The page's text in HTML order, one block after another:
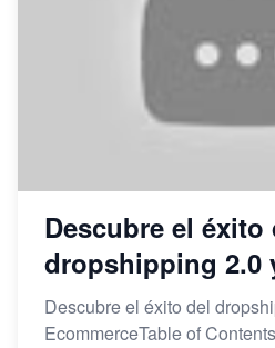
Descubre el éxito
dropshipping 2.0
Descubre el éxito del
EcommerceTable of